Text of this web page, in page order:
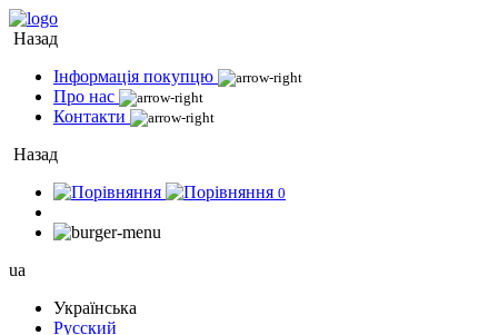
Назад
Інформація покупцю
Про нас
Контакти
Назад
0
ua
Українська
Русский